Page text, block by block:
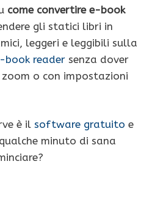
come convertire e-book
gli statici libri in
leggeri e leggibili sulla
book reader senza dover
o con impostazioni
è il software gratuito e
minuto di sana